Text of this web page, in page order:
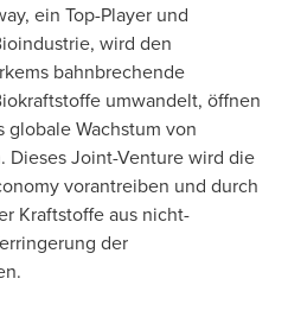
ein Top-Player und
wird den
bahnbrechende
umwandelt, öffnen
Wachstum von
Dieses Joint-Venture wird die
vorantreiben und durch
Kraftstoffe aus nicht-
der